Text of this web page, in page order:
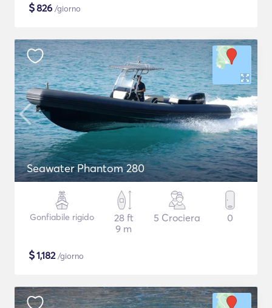
$826 /giorno
Seawater Phantom 280
Gonfiabile rigido
28 ft
9 m
5 Crociera 0
$1,182/giorno